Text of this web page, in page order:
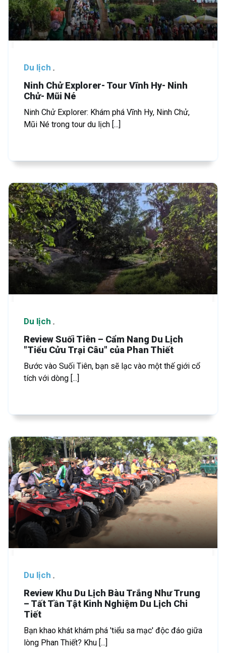
Du lịch
Ninh Chử Explorer- Tour Vĩnh Hy- Ninh
Chử- Mũi Né
Ninh Chử Explorer: Khám phá Vĩnh Hy, Ninh Chử,
Mũi Né trong tour du lịch [...]
Du lịch
Review Suối Tiên – Cẩm Nang Du Lịch
"Tiểu Cửu Trại Câu" của Phan Thiết
Bước vào Suối Tiên, bạn sẽ lạc vào một thế giới cổ
tích với dòng [...]
Du lịch
Review Khu Du Lịch Bàu Trắng Như Trung
– Tất Tần Tật Kinh Nghiệm Du Lịch Chi
Tiết
Bạn khao khát khám phá 'tiểu sa mạc' độc đáo giữa
lòng Phan Thiết? Khu [...]